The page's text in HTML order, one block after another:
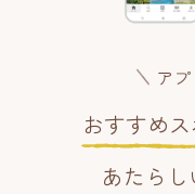
ア
おすすめ
あたら